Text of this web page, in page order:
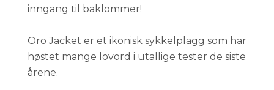
inngang til baklommer!
Oro Jacket er et ikonisk sykkelplagg som har
høstet mange lovord i utallige tester de siste
årene.